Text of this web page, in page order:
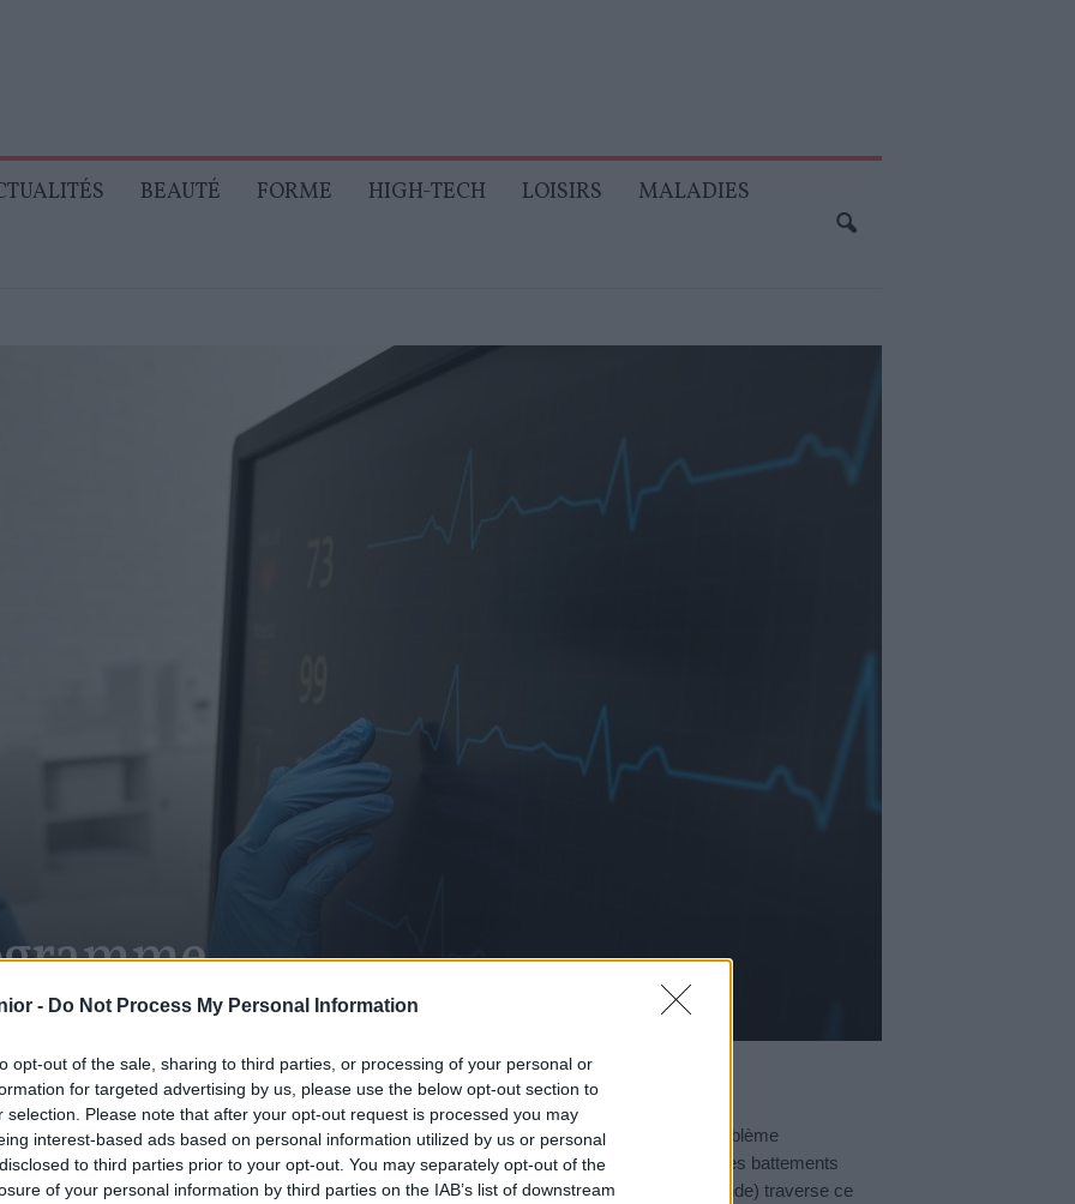
- Do Not Process My Personal Information
opt-out of the sale, sharing to third parties, or processing of your personal or
for targeted advertising by us, please use the below opt-out section to
selection. Please note that after your opt-out request is processed you may
interest-based ads based on personal information utilized by us or personal
to third parties prior to your opt-out. You may separately opt-out of the
of your personal information by third parties on the IAB’s list of downstream
BEAUTÉ FORME HIGH-TECH LOISIRS MALADIES
SHARE Facebook Twitter
Un électrocardiogramme est l’examen que l’on réalise lorsqu’on soupçonne un problème
cardiaque. Il permet d’enregistrer l’activité électrique du cœur au fur et à mesure des battements
cardiaques. En effet, à chaque battement de coeur, une impulsion électrique (ou onde) traverse ce